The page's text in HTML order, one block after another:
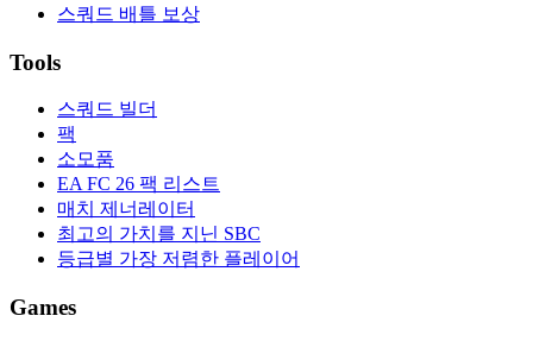
스쿼드 배틀 보상
Tools
스쿼드 빌더
팩
소모품
EA FC 26 팩 리스트
매치 제너레이터
최고의 가치를 지닌 SBC
등급별 가장 저렴한 플레이어
Games